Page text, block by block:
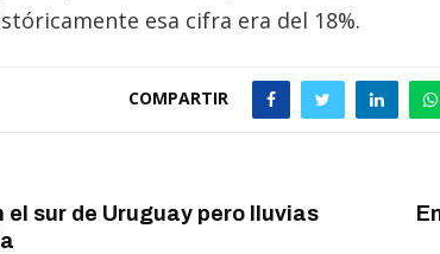
esa cifra era del 18%.
COMPARTIR
el sur de Uruguay pero lluvias